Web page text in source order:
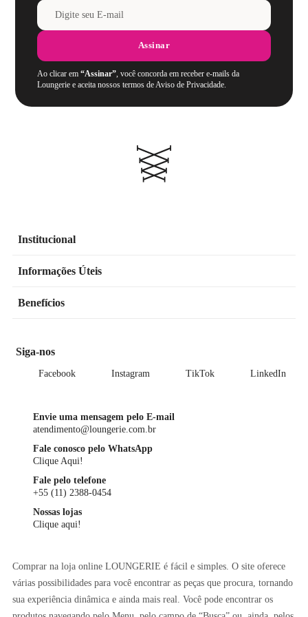
Assinar
Ao clicar em“Assinar”, você concorda em receber e-mails da
Loungerie e aceita nossos termos de Aviso de Privacidade.
Institucional
Informações Úteis
Benefícios
Siga-nos
Facebook Instagram TikTok LinkedIn
Envie uma mensagem pelo E-mail
atendimento@loungerie.com.br
Fale conosco pelo WhatsApp
Clique Aqui!
Fale pelo telefone
+55 (11) 2388-0454
Nossas lojas
Clique aqui!
Comprar na loja online LOUNGERIE é fácil e simples. O site oferece
várias possibilidades para você encontrar as peças que procura, tornando
sua experiência dinâmica e ainda mais real. Você pode encontrar os